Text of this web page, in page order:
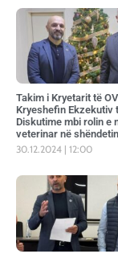
Takim i Kryetarit të
Kryeshefin Ekzekutiv
Diskutime mbi rolin e
veterinar në
30.12.2024 12:00